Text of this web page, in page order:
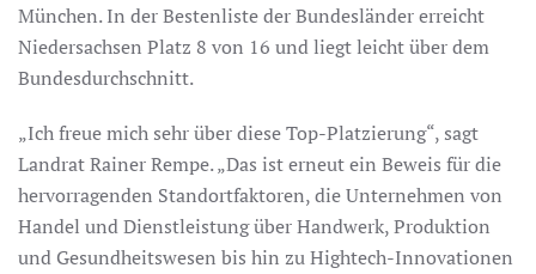
München. In der Bestenliste der Bundesländer erreicht
Niedersachsen Platz 8 von 16 und liegt leicht über dem
Bundesdurchschnitt.
„Ich freue mich sehr über diese Top-Platzierung“, sagt
Landrat Rainer Rempe. „Das ist erneut ein Beweis für die
hervorragenden Standortfaktoren, die Unternehmen von
Handel und Dienstleistung über Handwerk, Produktion
und Gesundheitswesen bis hin zu Hightech-Innovationen